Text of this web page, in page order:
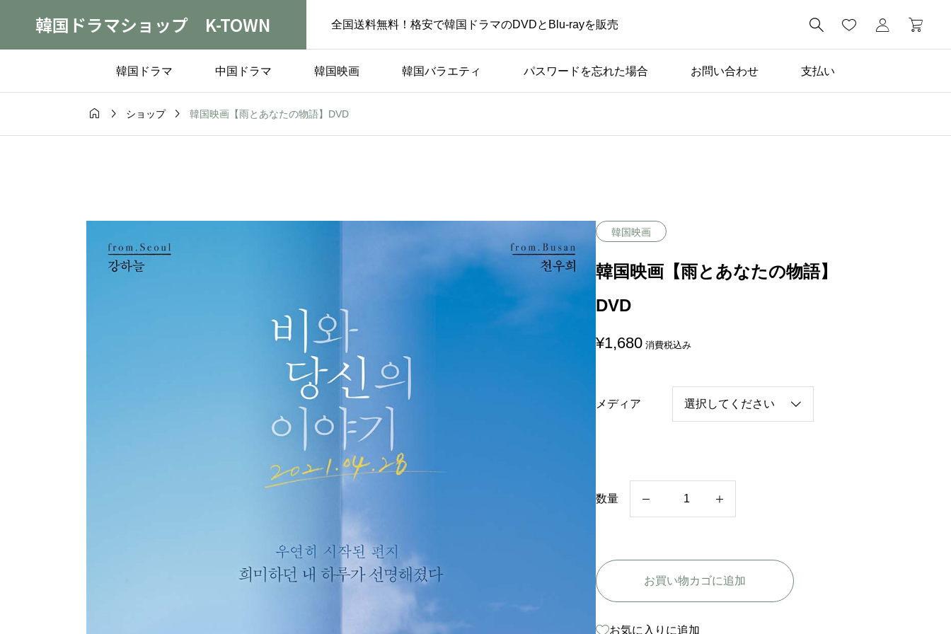
韓国ドラマショップ K-TOWN 全国送料無料！格安で韓国ドラマのDVDとBlu-rayを販売 
韓国ドラマ 中国ドラマ 韓国映画 韓国バラエティ パスワードを忘れた場合 お問い合わせ 支払い
  ショップ  韓国映画【雨とあなたの物語】DVD
韓国映画
韓国映画【雨とあなたの物語】
DVD
¥1,680 消費税込み
メディア
数量
国
画
【
雨
と
お買い物カゴに追加
お気に入りに追加